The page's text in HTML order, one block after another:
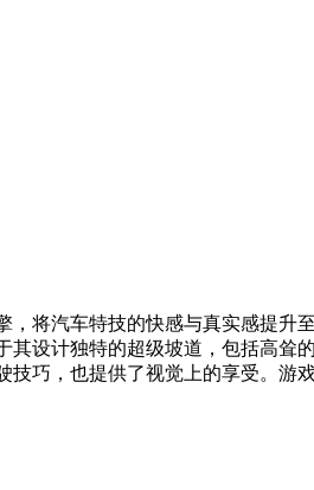
将汽车特技的快感与真实感提
设计独特的超级坡道，包括高
巧，也提供了视觉上的享受。